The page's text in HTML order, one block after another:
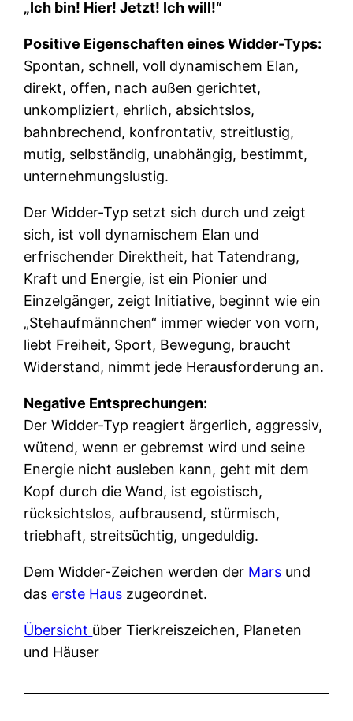
„Ich bin! Hier! Jetzt! Ich will!“
Positive Eigenschaften eines Widder-Typs:
Spontan, schnell, voll dynamischem Elan,
direkt, offen, nach außen gerichtet,
unkompliziert, ehrlich, absichtslos,
bahnbrechend, konfrontativ, streitlustig,
mutig, selbständig, unabhängig, bestimmt,
unternehmungslustig.
Der Widder-Typ setzt sich durch und zeigt
sich, ist voll dynamischem Elan und
erfrischender Direktheit, hat Tatendrang,
Kraft und Energie, ist ein Pionier und
Einzelgänger, zeigt Initiative, beginnt wie ein
„Stehaufmännchen“ immer wieder von vorn,
liebt Freiheit, Sport, Bewegung, braucht
Widerstand, nimmt jede Herausforderung an.
Negative Entsprechungen:
Der Widder-Typ reagiert ärgerlich, aggressiv,
wütend, wenn er gebremst wird und seine
Energie nicht ausleben kann, geht mit dem
Kopf durch die Wand, ist egoistisch,
rücksichtslos, aufbrausend, stürmisch,
triebhaft, streitsüchtig, ungeduldig.
Dem Widder-Zeichen werden der Mars und
das erste Haus zugeordnet.
Übersicht über Tierkreiszeichen, Planeten
und Häuser